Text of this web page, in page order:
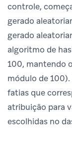
controle,
gerado
gerado
algoritmo de
100, mantendo
módulo de
fatias que
atribuição para
escolhidas no